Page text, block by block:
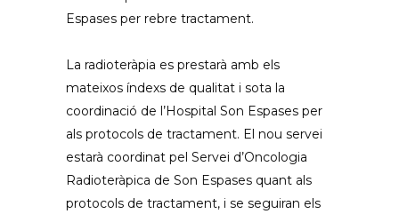
Espases per rebre tractament.
La radioteràpia es prestarà amb els
mateixos índexs de qualitat i sota la
coordinació de l’Hospital Son Espases per
als protocols de tractament. El nou servei
estarà coordinat pel Servei d’Oncologia
Radioteràpica de Son Espases quant als
protocols de tractament, i se seguiran els